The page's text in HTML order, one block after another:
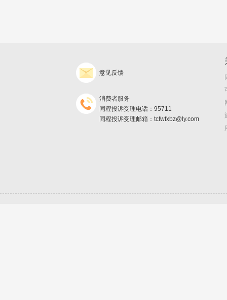
意见反馈
消费者服务
同程投诉受理电话：95711
同程投诉受理邮箱：tcfwfxbz@ly.com